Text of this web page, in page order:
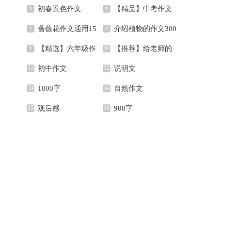
编六篇 文300字四篇
初春景色作文 【精品】中考作文
汇编六篇
蔷薇花作文通用15
篇
介绍植物的作文300
字8篇
【精选】六年级作
文汇总9篇
【推荐】给老师的
书信作文300字集锦六
篇
初中作文 说明文
1000字 自然作文
观后感 900字